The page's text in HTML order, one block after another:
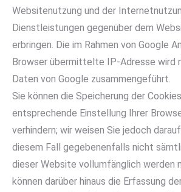
Websitenutzung und der
Dienstleistungen gegenüber dem
erbringen. Die im Rahmen von Google
Browser übermittelte IP-Adresse wird
Daten von Google zusammengeführt.
Sie können die Speicherung der
entsprechende Einstellung Ihrer
verhindern; wir weisen Sie jedoch
diesem Fall gegebenenfalls nicht
dieser Website vollumfänglich werden
können darüber hinaus die Erfassung